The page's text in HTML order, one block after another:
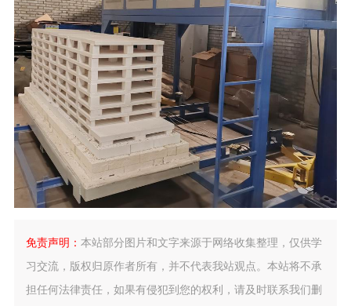
免责声明： 本站部分图片和文字来源于网络收集整理，仅供学
习交流，版权归原作者所有，并不代表我站观点。本站将不承
担任何法律责任，如果有侵犯到您的权利，请及时联系我们删